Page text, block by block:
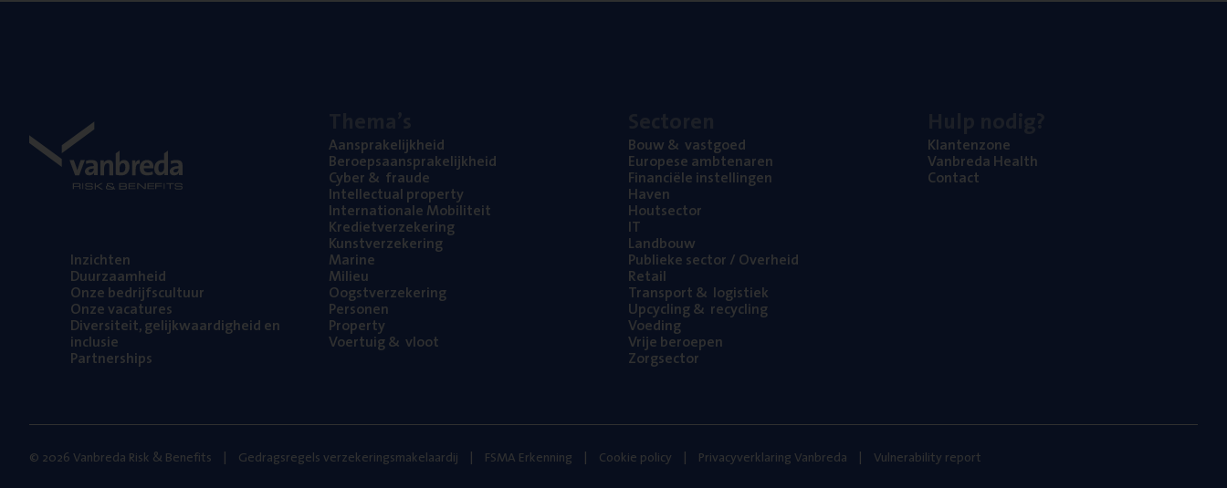
Inzich­ten
Duur­zaam­heid
Onze bedrijfs­cul­tuur
Onze vaca­tu­res
Diver­si­teit, gelijk­waar­dig­heid en
inclusie
Part­ner­ships
Aan­spra­ke­lijk­heid
Beroeps­aan­spra­ke­lijk­heid
Cyber& fraude
Intel­lec­tu­al property
Inter­na­ti­o­na­le Mobiliteit
Kre­diet­ver­ze­ke­ring
Kunst­ver­ze­ke­ring
Mari­ne
Mili­eu
Oogst­ver­ze­ke­ring
Per­so­nen
Pro­per­ty
Voer­tuig& vloot
Bouw& vastgoed
Euro­pe­se ambtenaren
Finan­ci­ë­le instellingen
Haven
Hout­sec­tor
IT
Land­bouw
Publie­ke sec­tor / Overheid
Retail
Trans­port& logistiek
Upcy­cling& recycling
Voe­ding
Vrije beroe­pen
Zorg­sec­tor
Klan­ten­zo­ne
Van­b­re­da Health
Con­tact
© 2026 Vanbreda Risk & Benefits Gedragsregels verzekeringsmakelaardij FSMA Erkenning Cookie policy Privacyverklaring Vanbreda Vulnerability report